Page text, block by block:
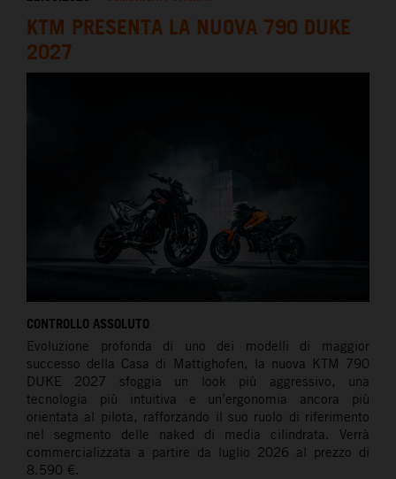
KTM PRESENTA LA NUOVA 790 DUKE
2027
CONTROLLO ASSOLUTO
Evoluzione profonda di uno dei modelli di maggior
successo della Casa di Mattighofen, la nuova KTM 790
DUKE 2027 sfoggia un look più aggressivo, una
tecnologia più intuitiva e un’ergonomia ancora più
orientata al pilota, rafforzando il suo ruolo di riferimento
nel segmento delle naked di media cilindrata. Verrà
commercializzata a partire da luglio 2026 al prezzo di
8.590 €.